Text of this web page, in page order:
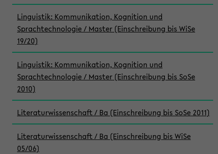
Linguistik: Kommunikation, Kognition und
Sprachtechnologie / Master (Einschreibung bis WiSe
19/20)
Linguistik: Kommunikation, Kognition und
Sprachtechnologie / Master (Einschreibung bis SoSe
2010)
Literaturwissenschaft / Ba (Einschreibung bis SoSe 2011)
Literaturwissenschaft / Ba (Einschreibung bis WiSe
05/06)